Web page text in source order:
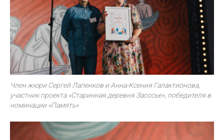
Член жюри Сергей Лапенков и Анна-Ксения Галактионова,
участник проекта «Старинная деревня Засосье», победителя в
номинации «Память»